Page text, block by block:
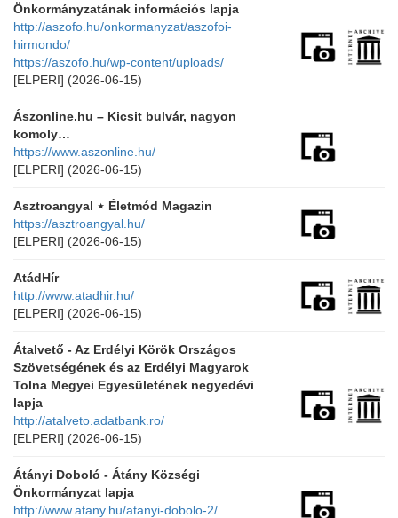
Önkormányzatának információs lapja
http://aszofo.hu/onkormanyzat/aszofoi-
hirmondo/
https://aszofo.hu/wp-content/uploads/
[ELPERI] (2026-06-15)
Ászonline.hu – Kicsit bulvár, nagyon
komoly…
https://www.aszonline.hu/
[ELPERI] (2026-06-15)
Asztroangyal ⋆ Életmód Magazin
https://asztroangyal.hu/
[ELPERI] (2026-06-15)
AtádHír
http://www.atadhir.hu/
[ELPERI] (2026-06-15)
Átalvető - Az Erdélyi Körök Országos
Szövetségének és az Erdélyi Magyarok
Tolna Megyei Egyesületének negyedévi
lapja
http://atalveto.adatbank.ro/
[ELPERI] (2026-06-15)
Átányi Doboló - Átány Községi
Önkormányzat lapja
http://www.atany.hu/atanyi-dobolo-2/